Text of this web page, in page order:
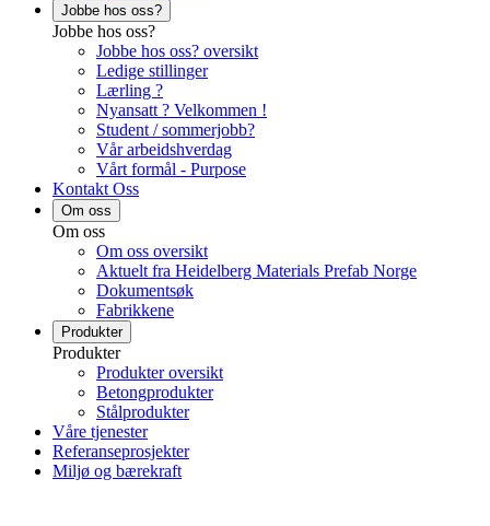
Jobbe hos oss?
Jobbe hos oss?
Jobbe hos oss? oversikt
Ledige stillinger
Lærling ?
Nyansatt ? Velkommen !
Student / sommerjobb?
Vår arbeidshverdag
Vårt formål - Purpose
Kontakt Oss
Om oss
Om oss
Om oss oversikt
Aktuelt fra Heidelberg Materials Prefab Norge
Dokumentsøk
Fabrikkene
Produkter
Produkter
Produkter oversikt
Betongprodukter
Stålprodukter
Våre tjenester
Referanseprosjekter
Miljø og bærekraft